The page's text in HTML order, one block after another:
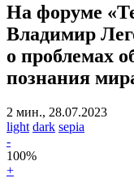
На форуме
Владимир
о проблемах
познания
2 мин., 28.07.2023
light dark sepia
-
100%
+